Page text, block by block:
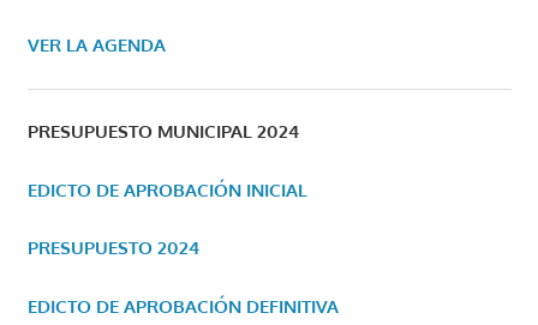
VER LA AGENDA
PRESUPUESTO MUNICIPAL 2024
EDICTO DE APROBACIÓN INICIAL
PRESUPUESTO 2024
EDICTO DE APROBACIÓN DEFINITIVA